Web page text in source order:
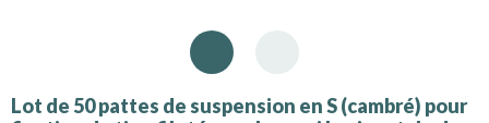
Lot de 50 pattes de suspension en S (cambré) pour